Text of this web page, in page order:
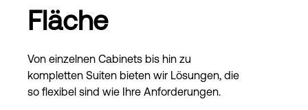
Fläche
Von einzelnen Cabinets bis hin zu
kompletten Suiten bieten wir Lösungen, die
so flexibel sind wie Ihre Anforderungen.